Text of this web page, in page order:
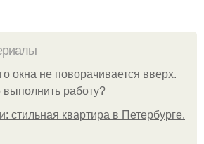
окна не поворачивается вверх.
выполнить работу?
стильная квартира в Петербурге.